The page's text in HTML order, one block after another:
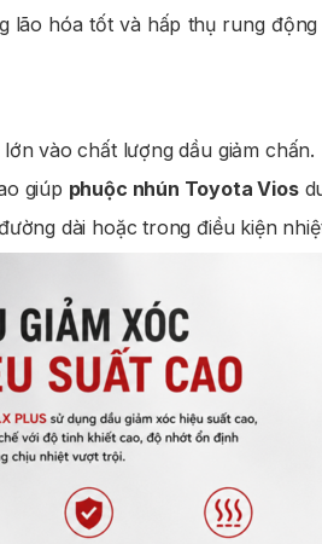
lão hóa tốt và hấp thụ rung
vào chất lượng dầu giảm chấn.
giúp phuộc nhún Toyota Vios
dài hoặc trong điều kiện